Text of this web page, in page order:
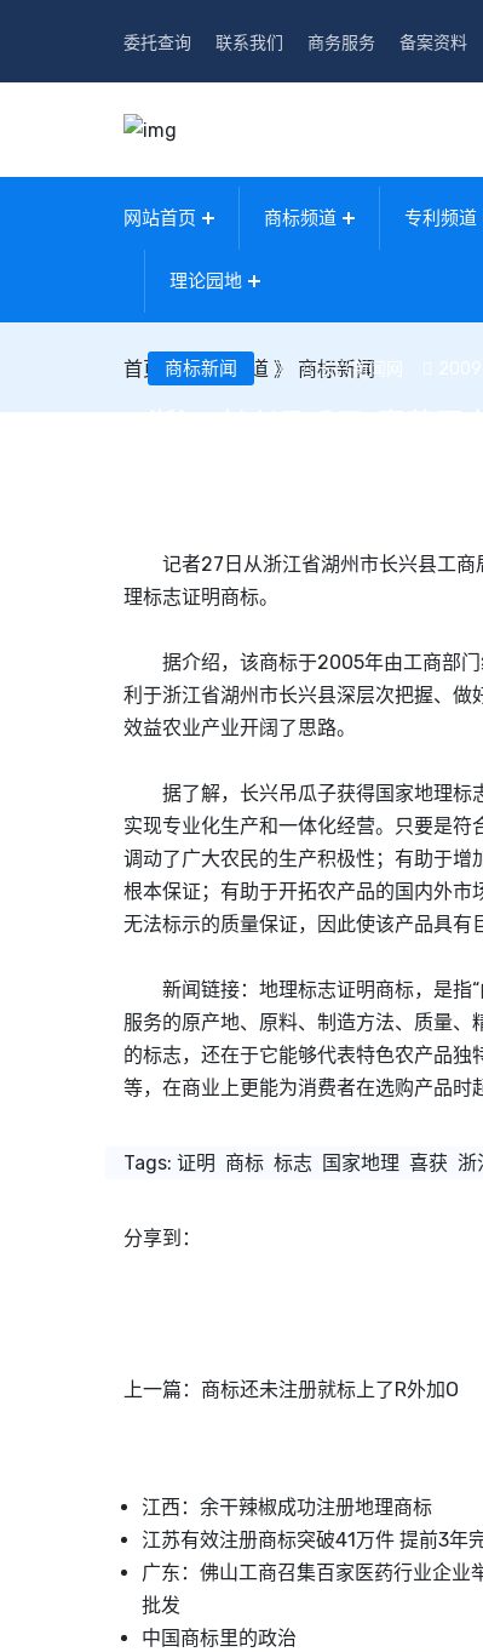
委托查询 联系我们 商务服务 备案资料
网站首页 商标频道 专利频道
理论园地
首页 》商标频道 》 商标新闻
商标新闻 长兴新闻网
记者27日从浙江省湖州市长兴县工商
理标志证明商标。
据介绍，该商标于2005年由工商部门
利于浙江省湖州市长兴县深层次把握、
效益农业产业开阔了思路。
据了解，长兴吊瓜子获得国家地理标
实现专业化生产和一体化经营。只要是
调动了广大农民的生产积极性；有助于
根本保证；有助于开拓农产品的国内外
无法标示的质量保证，因此使该产品具有
新闻链接：地理标志证明商标，是指“
服务的原产地、原料、制造方法、质量
的标志，还在于它能够代表特色农产品
等，在商业上更能为消费者在选购产品时
Tags: 证明 商标 标志 国家地理 喜获 浙
分享到：
上一篇： 商标还未注册就标上了R外加O
江西：余干辣椒成功注册地理商标
江苏有效注册商标突破41万件 提前3年
广东：佛山工商召集百家医药行业企业
批发
中国商标里的政治